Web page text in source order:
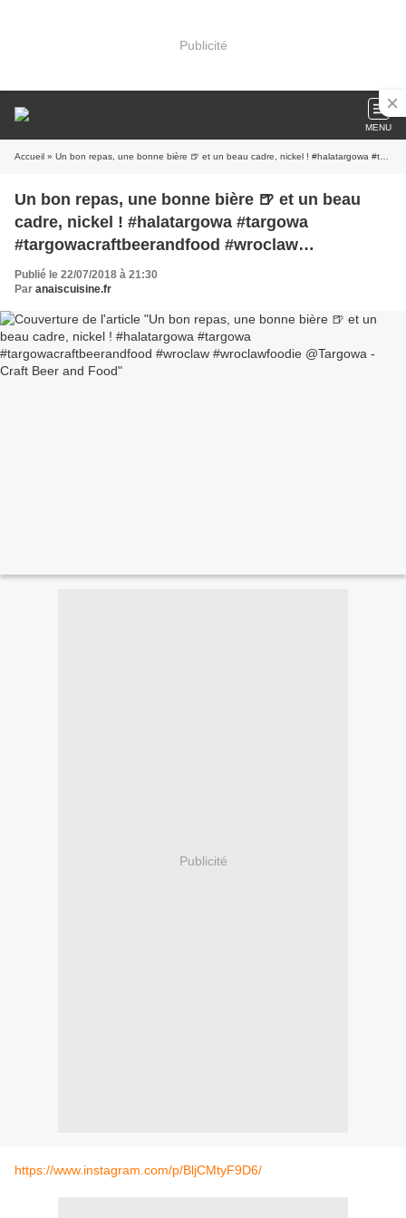
Publicité
MENU
Accueil » Un bon repas, une bonne bière 🍺 et un beau cadre, nickel ! #halatargowa #targowa #targowacraftbeerandfood #wroclaw #wroclawfoodie @Targowa - Craft Beer and Food
Un bon repas, une bonne bière 🍺 et un beau
cadre, nickel ! #halatargowa #targowa
#targowacraftbeerandfood #wroclaw
#wroclawfoodie @Targowa - Craft Beer and
Food
Publié le 22/07/2018 à 21:30
Par anaiscuisine.fr
Publicité
https://www.instagram.com/p/BljCMtyF9D6/